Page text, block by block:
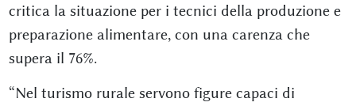
critica la situazione per i tecnici della produzione e
preparazione alimentare, con una carenza che
supera il 76%.
“Nel turismo rurale servono figure capaci di